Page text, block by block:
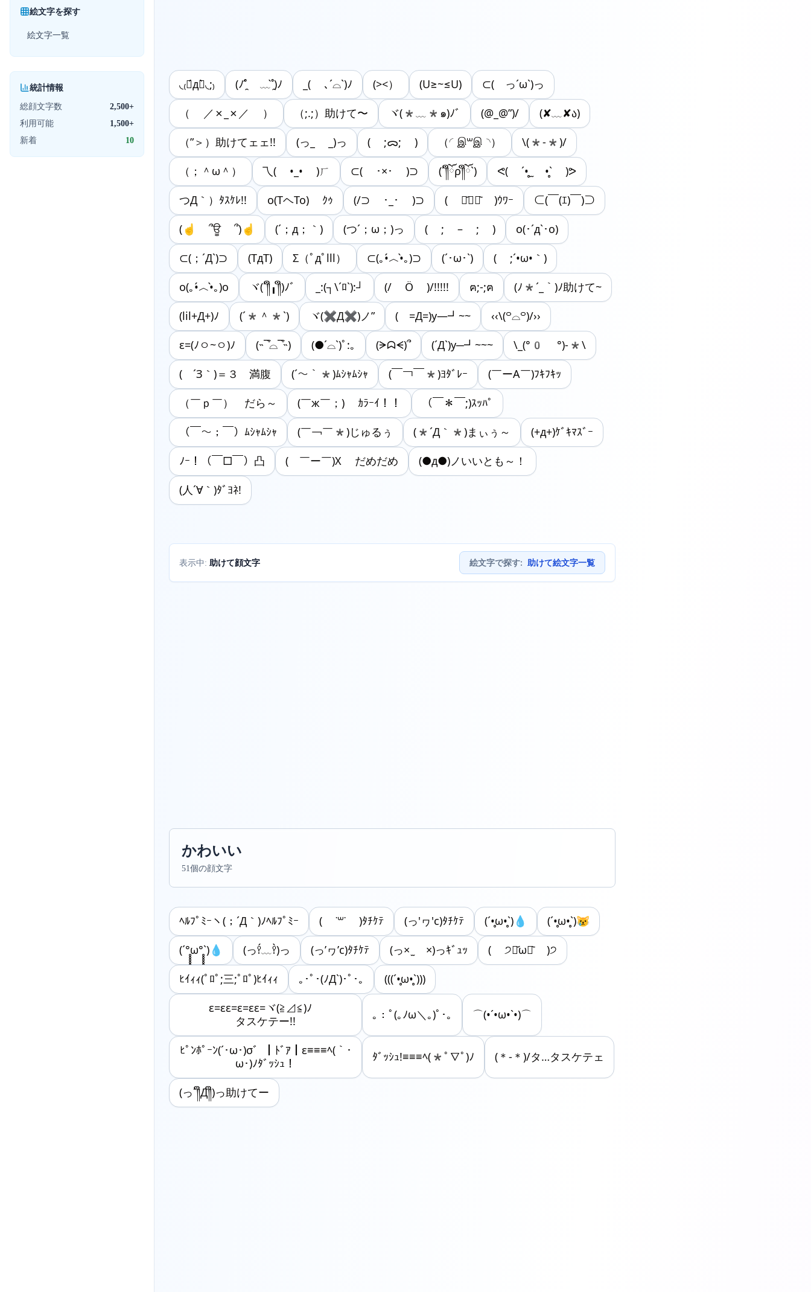
絵文字を探す
絵文字一覧
統計情報
総顔文字数
2,500+
利用可能
1,500+
新着
10
◟₍⌯́д⌯̀◟;₎ (ﾉ˚̯́ ﹏˚̯̀)ﾉ _( ､´⌓`)ﾉ (><） (U≥~≤U) ⊂( っ´ω`)っ
（ ／✗_✗／ ） （;.;）助けて〜 ヾ(*﹏*๑)ﾉﾞ (@_@”)/ (✘﹏✘ა)
（”＞）助けてェェ!! (っ_ _)っ ( ;ᯅ; ) （◜இ‪꒳இ◝） \(*-*)/
（；＾ω＾） 乁( •_• )ㄏ ⊂( ･×･ )⊃ (´༎ຶོρ༎ຶོ`) ᕙ( ´•̥ ̫ •̥` )ᕗ
つД｀）ﾀｽｹﾚ!! o(TヘTo) ｸｩ (/⊃ ･_･ )⊃ ( ･᷄⍛･᷅ )ｳﾜｰ ⊂(￣(ｴ)￣)⊃
(☝︎ ՞ਊ ՞)☝︎ (´；д；｀) (つ´；ω；)っ ( ; – ; ) o(･´д`･o)
⊂(；´Д`)⊃ (TдT) Σ（ﾟдﾟlll） ⊂(｡•́︿•̀｡)⊃ (´･ω･`) ( ;´•ω•｀)
o(｡•́︿•̀｡)o ヾ(´༎ຶ╻༎ຶ)ﾉﾞ _:(┐\´ﾛ`):┘ (/ Ӧ )/!!!!! ฅ;-;ฅ (ﾉ*´_｀)ﾉ助けて~
(lil+Д+)ﾉ (´*＾*`) ヾ(✖Д✖)ノ” ( =Д=)y―┛~~ ‹‹\(꒪⌓꒪)/››
ε=(ﾉㅇ~ㅇ)ﾉ (˵¯͒⌓¯͒˵) (●´⌓`)ﾟ:｡ (ᗒᗣᗕ)՞ (´Д`)y─┛~~~ \_(°0 °)-*\
( ´З｀)＝３ 満腹 (´～｀*)ﾑｼｬﾑｼｬ (￣￢￣*)ﾖﾀﾞﾚｰ (￣ーΑ￣)ﾌｷﾌｷｯ
（￣ｐ￣） だら～ (￣ж￣；) ｶﾗｰｲ！！ （￣＊￣;)ｽｯﾊﾟ
（￣～；￣）ﾑｼｬﾑｼｬ (￣￢￣*)じゅるぅ (*´Д｀*)まぃぅ～ (+д+)ｹﾞｷﾏｽﾞｰ
ﾉｰ！（￣□￣）凸 ( ￣ー￣)X だめだめ (●д●)ノいいとも～！
(人´∀｀)ﾀﾞﾖﾈ!
表示中: 助けて顔文字 絵文字で探す: 助けて絵文字一覧
かわいい
51個の顔文字
ﾍﾙﾌﾟﾐｰヽ(；´Д｀)ﾉﾍﾙﾌﾟﾐｰ ( ˙꒳​˙ )ﾀﾁｹﾃ (っ'ヮ'c)ﾀﾁｹﾃ (´•̥ω•̥`)💧 (´•̥ω•̥`)😿
(´°̥̥̥̥̥̥̥̥ω°̥̥̥̥̥̥̥̥`)💧 (っº̩̩́﹏º̩̩̀)っ (っ’ヮ’c)ﾀﾁｹﾃ (っ× ̫ ×)っｷﾞｭｯ ( ੭⌯᷄ω⌯᷅ )੭
ﾋｲｨｨ(ﾟﾛﾟ;三;ﾟﾛﾟ)ﾋｲｨｨ ｡･ﾟ･(ﾉД`)･ﾟ･｡ (((´•̥ω•̥`)))
ε=εε=ε=εε=ヾ(≧⊿≦)ﾉ
タスケテー!!
｡：ﾟ(｡ﾉω＼｡)ﾟ･｡ ⌒(•´•ω•`•)⌒
ﾋﾟﾝﾎﾟｰﾝ(´･ω･)σ゛┃ﾄﾞｱ┃ε≡≡≡ﾍ(｀･
ω･)ﾉﾀﾞｯｼｭ！
ﾀﾞｯｼｭ!≡≡≡ﾍ(*ﾟ∇ﾟ)ﾉ (＊-＊)/タ…タスケテェ
(っ´༎ຶД༎ຶ)っ助けてー